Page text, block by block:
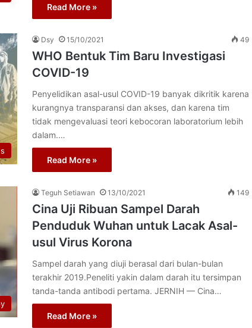
Read More »
Dsy 15/10/2021 49
WHO Bentuk Tim Baru Investigasi
COVID-19
Penyelidikan asal-usul COVID-19 banyak dikritik karena
kurangnya transparansi dan akses, dan karena tim
tidak mengevaluasi teori kebocoran laboratorium lebih
dalam.…
Read More »
Teguh Setiawan 13/10/2021 149
Cina Uji Ribuan Sampel Darah
Penduduk Wuhan untuk Lacak Asal-
usul Virus Korona
Sampel darah yang diuji berasal dari bulan-bulan
terakhir 2019.Peneliti yakin dalam darah itu tersimpan
tanda-tanda antibodi pertama. JERNIH — Cina…
Read More »